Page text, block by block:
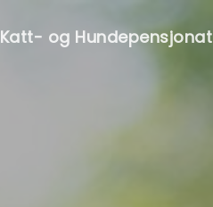
Katt- og Hundepensjonat